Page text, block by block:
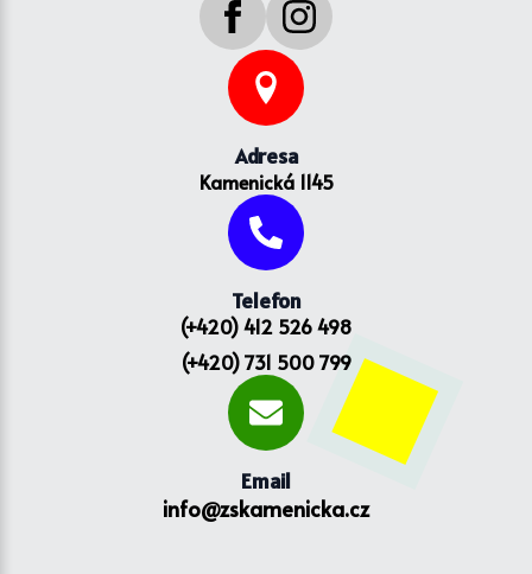
Adresa
Kamenická 1145
Telefon
(+420) 412 526 498
(+420) 731 500 799
Email
info@zskamenicka.cz